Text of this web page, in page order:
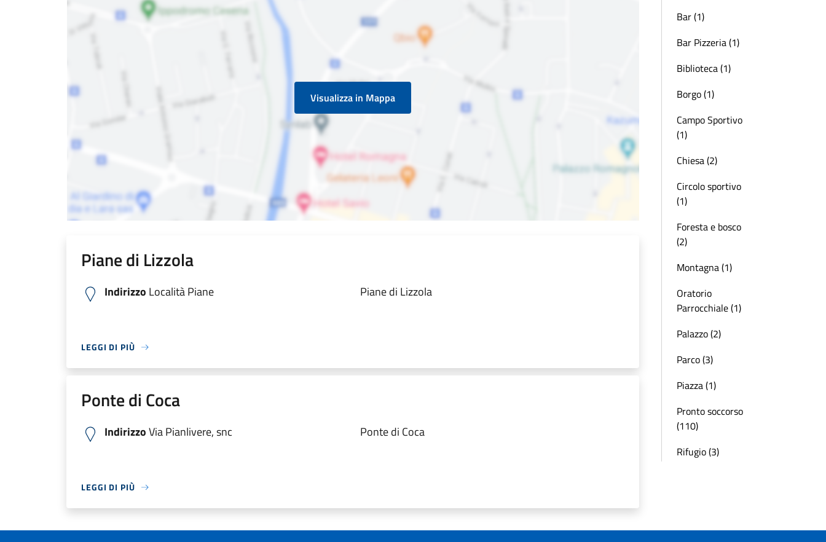
Visualizza in Mappa
Piane di Lizzola
Indirizzo Località Piane Piane di Lizzola
LEGGI DI PIÙ
Ponte di Coca
IndirizzoVia Pianlivere, snc Ponte di Coca
LEGGI DI PIÙ
Bar (1)
Bar Pizzeria (1)
Biblioteca (1)
Borgo (1)
Campo Sportivo
(1)
Chiesa (2)
Circolo sportivo
(1)
Foresta e bosco
(2)
Montagna (1)
Oratorio
Parrocchiale (1)
Palazzo (2)
Parco (3)
Piazza (1)
Pronto soccorso
(110)
Rifugio (3)